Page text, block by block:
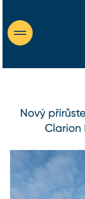
Nový
Clarion